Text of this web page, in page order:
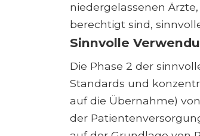
niedergelassenen
berechtigt sind,
Sinnvolle
Die Phase 2 der
Standards und
auf die Übernahme)
der